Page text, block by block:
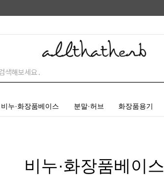
비누·화장품베이스 분말·허브 화장품용기
비누·화장품베이스